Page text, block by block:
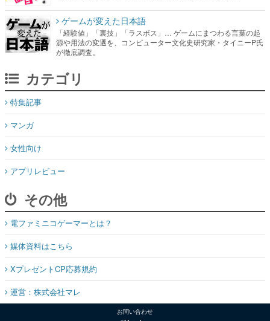
ゲームが変えた日本語
「経験値」「裏技」「ラスボス」… ゲームにまつわる言葉の起
源や用法の変遷を、コンピューター文化史研究家・タイニーP氏
が徹底調査。
カテゴリ
特集記事
マンガ
女性向け
アプリレビュー
その他
電ファミニコゲーマーとは？
媒体資料はこちら
XプレゼントCP応募規約
運営：株式会社マレ
お問い合わせ